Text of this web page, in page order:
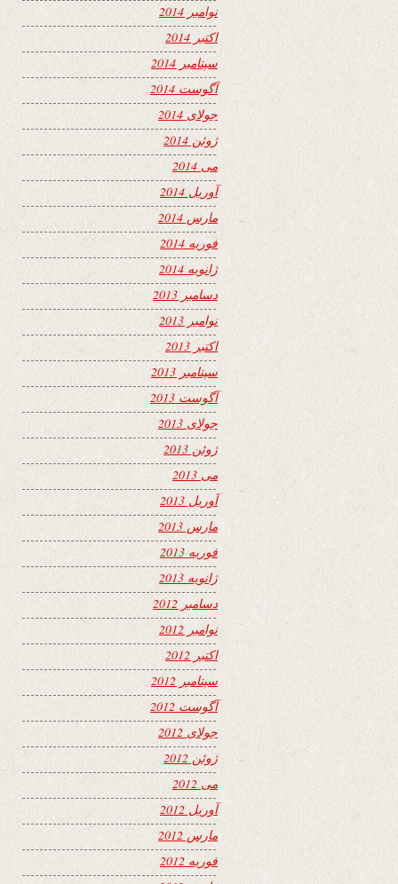
نوامبر 2014
اکتبر 2014
سپتامبر 2014
آگوست 2014
جولای 2014
ژوئن 2014
می 2014
آوریل 2014
مارس 2014
فوریه 2014
ژانویه 2014
دسامبر 2013
نوامبر 2013
اکتبر 2013
سپتامبر 2013
آگوست 2013
جولای 2013
ژوئن 2013
می 2013
آوریل 2013
مارس 2013
فوریه 2013
ژانویه 2013
دسامبر 2012
نوامبر 2012
اکتبر 2012
سپتامبر 2012
آگوست 2012
جولای 2012
ژوئن 2012
می 2012
آوریل 2012
مارس 2012
فوریه 2012